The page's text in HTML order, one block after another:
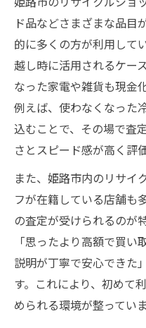
ド品などさまざまな品目
的に多くの方が利用して
越し時に活用されるケー
なった家電や雑貨も現金
例えば、使わなくなった
込むことで、その場で査
さとスピード感が高く評
また、姫路市内のリサイ
フが在籍している店舗も
の査定が受けられるのが
「思ったより高額で買
説明が丁寧で安心できた
す。これにより、初めて
められる環境が整っていま